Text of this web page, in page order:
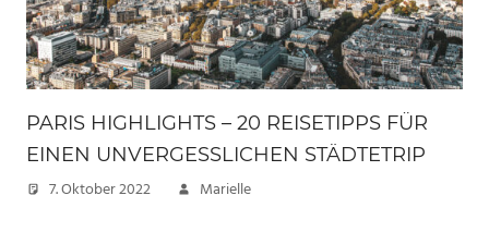
PARIS HIGHLIGHTS – 20 REISETIPPS FÜR
EINEN UNVERGESSLICHEN STÄDTETRIP
7. Oktober 2022 Marielle